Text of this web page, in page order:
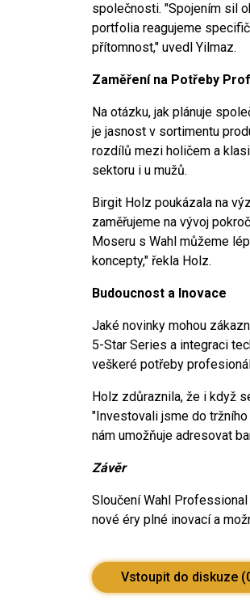
společnosti. "Spojením sil
portfolia reagujeme
přítomnost," uvedl Yilmaz.
Zaměření na Potřeby
Na otázku, jak plánuje
je jasnost v sortimentu
rozdílů mezi holičem a
sektoru i u mužů.
Birgit Holz poukázala na
zaměřujeme na vývoj
Moseru s Wahl můžeme
koncepty," řekla Holz.
Budoucnost a Inovace
Jaké novinky mohou
5-Star Series a integraci
veškeré potřeby
Holz zdůraznila, že i když
"Investovali jsme do
nám umožňuje adresovat
Závěr
Sloučení Wahl
nové éry plné inovací a
Vstoupit do diskuze